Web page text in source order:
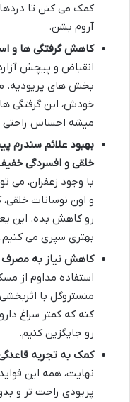
کمک می کنن تا
آروم بشن.
کاهش گرفتگی ها و
انقباض و پیچش
بخش های پریودیه.
خودش، این گرفتگی
میشه احساس راحتی
خلقی و افسردگی
با وجود زعفران، می
و اون نوسانات
بهتری سپری می کنیم.
کاهش نیاز به
استفاده مداوم از
منستروگل با
کنه که کمتر سراغ
رو جایگزین کنیم.
کمک به تجربه
نهایت، همه این
پریودی راحت تر و